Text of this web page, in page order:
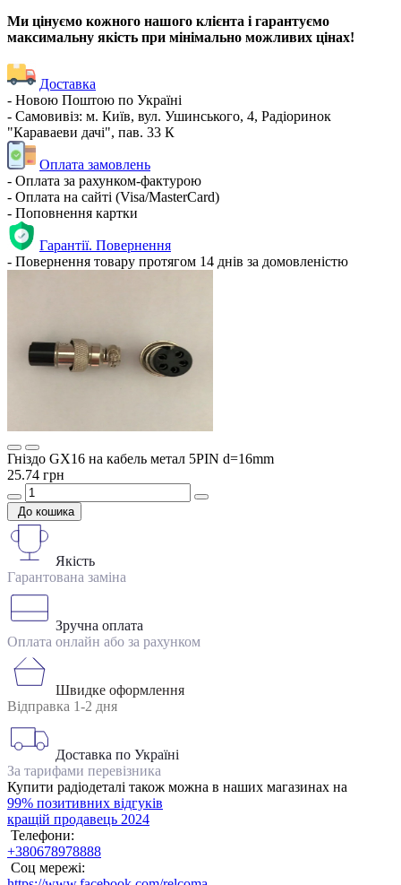
Ми цінуємо кожного нашого клієнта і гарантуємо
максимальну якість при мінімально можливих цінах!
Доставка
- Новою Поштою по Україні
- Самовивіз: м. Київ, вул. Ушинського, 4, Радіоринок
"Караваеви дачі", пав. 33 К
Оплата замовлень
- Оплата за рахунком-фактурою
- Оплата на сайті (Visa/MasterCard)
- Поповнення картки
Гарантії. Повернення
- Повернення товару протягом 14 днів за домовленістю
Гніздо GX16 на кабель метал 5PIN d=16mm
25.74 грн
До кошика
Якість
Гарантована заміна
Зручна оплата
Оплата онлайн або за рахунком
Швидке оформлення
Відправка 1-2 дня
Доставка по Україні
За тарифами перевізника
Купити радіодеталі також можна в наших магазинах на
99% позитивних відгуків
кращій продавець 2024
Телефони:
+380678978888
Соц мережі: